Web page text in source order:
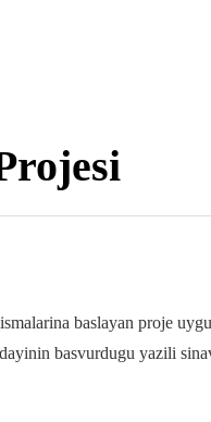
baslayan proje
basvurdugu yazili